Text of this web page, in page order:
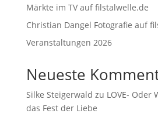
Märkte im TV auf filstalwelle.de
Christian Dangel Fotografie auf
Veranstaltungen 2026
Neueste
Silke Steigerwald zu LOVE- Oder
das Fest der Liebe